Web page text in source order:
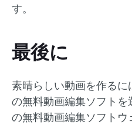
す。
最後に
素晴らしい動画を作るに
の無料動画編集ソフト
の無料動画編集ソフト